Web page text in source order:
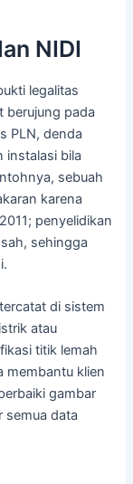
NIDI
legalitas
berujung pada
PLN, denda
instalasi bila
sebuah
karena
penyelidikan
sehingga
di sistem
atau
titik lemah
membantu klien
gambar
semua data